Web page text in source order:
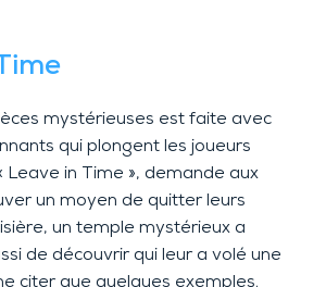
mystérieuses est faite avec
qui plongent les joueurs
Leave in Time », demande aux
un moyen de quitter leurs
un temple mystérieux a
de découvrir qui leur a volé une
citer que quelques exemples.